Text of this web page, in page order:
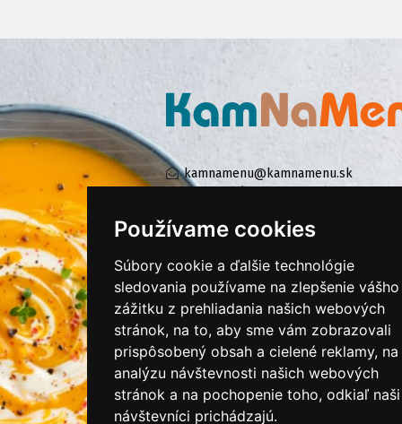
Používame cookies
Súbory cookie a ďalšie technológie
sledovania používame na zlepšenie vášho
zážitku z prehliadania našich webových
stránok, na to, aby sme vám zobrazovali
prispôsobený obsah a cielené reklamy, na
analýzu návštevnosti našich webových
stránok a na pochopenie toho, odkiaľ naši
návštevníci prichádzajú.
kamnamenu@kamnamenu.sk
KONTAKTUJTE NÁS
PRIHLÁSIŤ SA DO ZÁKAZNÍCKEJ ZÓNY
Všeobecné obchodné podmienky
Ochrana osobných údajov